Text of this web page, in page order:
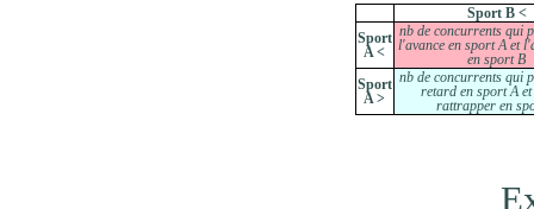
Sport B <
Sport
A <
nb de concurrents qui
l'avance en sport A et
en sport B
Sport
A >
nb de concurrents qui
retard en sport A et
rattrapper en